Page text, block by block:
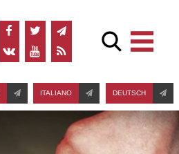
ITALIANO DEUTSCH